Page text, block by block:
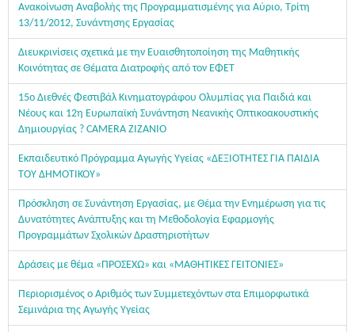
Ανακοίνωση Αναβολής της Προγραμματισμένης για Αύριο, Τρίτη
13/11/2012, Συνάντησης Εργασίας
Διευκρινίσεις σχετικά με την Ευαισθητοποίηση της Μαθητικής
Κοινότητας σε Θέματα Διατροφής από τον ΕΦΕΤ
15ο Διεθνές Φεστιβάλ Κινηματογράφου Ολυμπίας για Παιδιά και
Νέους και 12η Ευρωπαϊκή Συνάντηση Νεανικής Οπτικοακουστικής
Δημιουργίας ? CAMERA ZIZANIO
Εκπαιδευτικό Πρόγραμμα Αγωγής Υγείας «ΔΕΞΙΟΤΗΤΕΣ ΓΙΑ ΠΑΙΔΙΑ
ΤΟΥ ΔΗΜΟΤΙΚΟΥ»
Πρόσκληση σε Συνάντηση Εργασίας, με Θέμα την Ενημέρωση για τις
Δυνατότητες Ανάπτυξης και τη Μεθοδολογία Εφαρμογής
Προγραμμάτων Σχολικών Δραστηριοτήτων
Δράσεις με θέμα «ΠΡΟΣΕΧΩ» και «ΜΑΘΗΤΙΚΕΣ ΓΕΙΤΟΝΙΕΣ»
Περιορισμένος ο Αριθμός των Συμμετεχόντων στα Επιμορφωτικά
Σεμινάρια της Αγωγής Υγείας